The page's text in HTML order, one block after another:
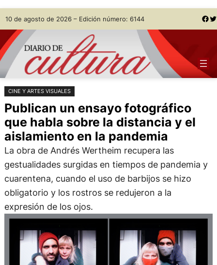
Saltar
al
contenido
Skip
to
content
10 de agosto de 2026 – Edición número: 6144 Facebook Twitter
CINE Y ARTES VISUALES
Publican un ensayo fotográfico
que habla sobre la distancia y el
aislamiento en la pandemia
La obra de Andrés Wertheim recupera las
gestualidades surgidas en tiempos de pandemia y
cuarentena, cuando el uso de barbijos se hizo
obligatorio y los rostros se redujeron a la
expresión de los ojos.